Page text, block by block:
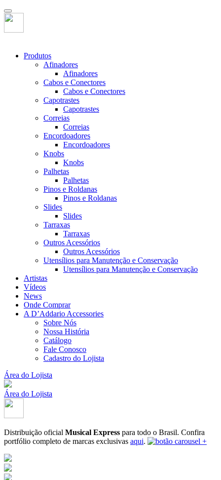
Produtos
Afinadores
Afinadores
Cabos e Conectores
Cabos e Conectores
Capotrastes
Capotrastes
Correias
Correias
Encordoadores
Encordoadores
Knobs
Knobs
Palhetas
Palhetas
Pinos e Roldanas
Pinos e Roldanas
Slides
Slides
Tarraxas
Tarraxas
Outros Acessórios
Outros Acessórios
Utensílios para Manutenção e Conservação
Utensílios para Manutenção e Conservação
Artistas
Vídeos
News
Onde Comprar
A D’Addario Accessories
Sobre Nós
Nossa História
Catálogo
Fale Conosco
Cadastro do Lojista
Área do Lojista
Área do Lojista
Distribuição oficial Musical Express para todo o Brasil. Confira
portfólio completo de marcas exclusivas aqui.